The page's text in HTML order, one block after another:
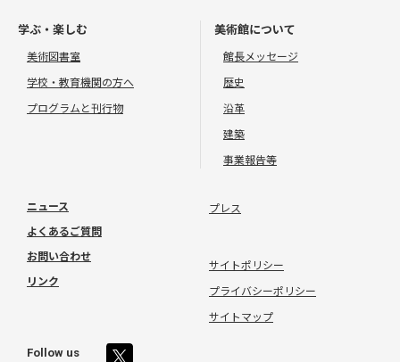
学ぶ・楽しむ
美術図書室
学校・教育機関の方へ
プログラムと刊行物
美術館について
館長メッセージ
歴史
沿革
建築
事業報告等
ニュース
よくあるご質問
お問い合わせ
リンク
プレス
サイトポリシー
プライバシーポリシー
サイトマップ
Follow us